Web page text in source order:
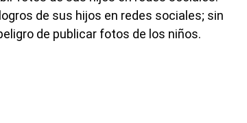
de sus hijos en redes sociales; sin
de publicar fotos de los niños.